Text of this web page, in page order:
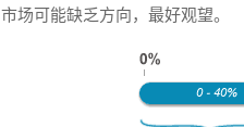
场可能缺乏方向，最好观望。